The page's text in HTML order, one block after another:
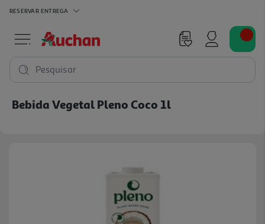
RESERVAR ENTREGA
Pesquisar
Bebida Vegetal Pleno Coco 1l